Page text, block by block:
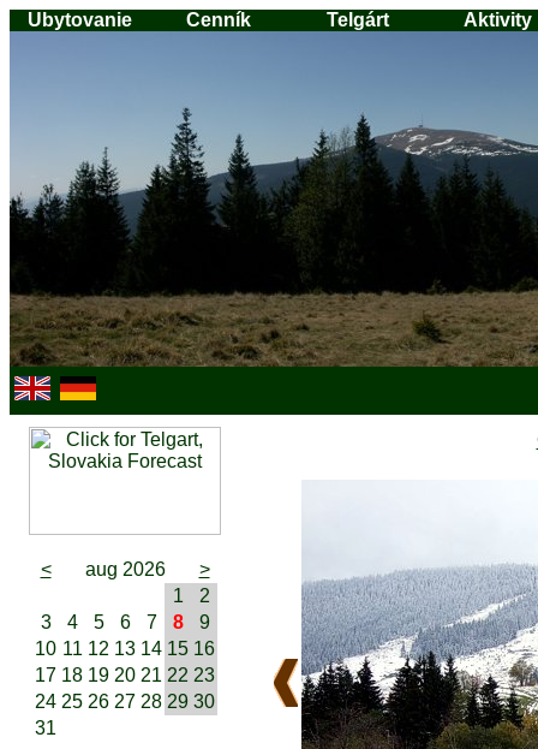
Ubytovanie Cenník Telgárt Aktivity
< aug 2026
>
1
2
3
4 5 6 7 8
9
10 11 12 13 14 15 16
17 18 19 20 21 22 23
24 25 26 27 28 29 30
31